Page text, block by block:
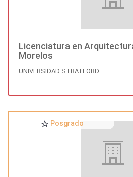
Licenciatura en
Morelos
UNIVERSIDAD STRATFORD
Posgrado